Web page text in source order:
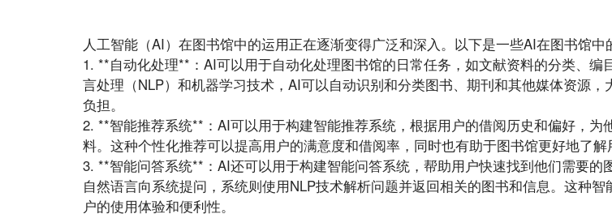
人工智能（AI）在图书馆中的运用正在逐渐变得广泛和深入。以下是一些AI在图书馆中
1. **自动化处理**：AI可以用于自动化处理图书馆的日常任务，如文献资料的分类、编
言处理（NLP）和机器学习技术，AI可以自动识别和分类图书、期刊和其他媒体资源
负担。
2. **智能推荐系统**：AI可以用于构建智能推荐系统，根据用户的借阅历史和偏好，为
料。这种个性化推荐可以提高用户的满意度和借阅率，同时也有助于图书馆更好地了解
3. **智能问答系统**：AI还可以用于构建智能问答系统，帮助用户快速找到他们需要的
自然语言向系统提问，系统则使用NLP技术解析问题并返回相关的图书和信息。这种
户的使用体验和便利性。